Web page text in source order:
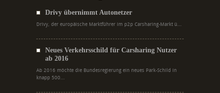
Drivy übernimmt Autonetzer
Drivy, der europäische Marktführer im p2p Carsharing-Markt ü...
Neues Verkehrsschild für Carsharing Nutzer
ab 2016
Ab 2016 möchte die Bundesregierung ein neues Park-Schild in
knapp 500...